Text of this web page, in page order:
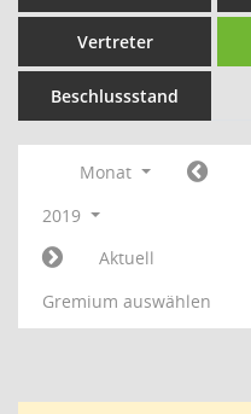
Vertreter
Beschlussstand
Monat
2019
Aktuell
Gremium auswählen